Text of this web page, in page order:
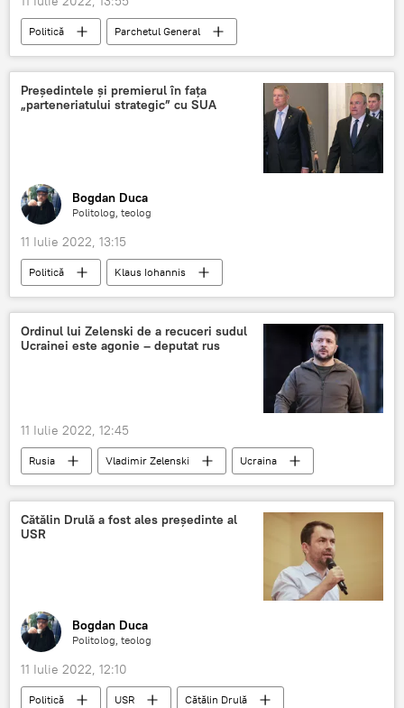
Politică
Parchetul General
Situatia din Ucraina
Dosar penal
Președintele și premierul în fața
„parteneriatului strategic” cu SUA
Bogdan Duca
Politolog, teolog
11 Iulie 2022, 13:15
Politică
Klaus Iohannis
Nicolae Ciucă
SUA
parteneriat strategic
Ordinul lui Zelenski de a recuceri sudul
Ucrainei este agonie – deputat rus
11 Iulie 2022, 12:45
Rusia Vladimir Zelenski
Ucraina
Situatia din Ucraina
Duma de Stat
Deputat
Rusia
Cătălin Drulă a fost ales președinte al
USR
Bogdan Duca
Politolog, teolog
11 Iulie 2022, 12:10
Politică USR
Cătălin Drulă